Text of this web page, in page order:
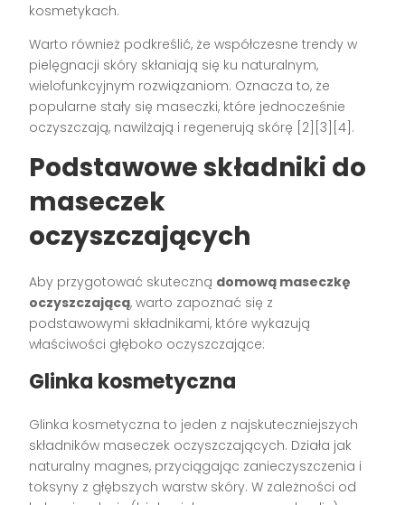
kosmetykach.
Warto również podkreślić, że współczesne trendy w
pielęgnacji skóry skłaniają się ku naturalnym,
wielofunkcyjnym rozwiązaniom. Oznacza to, że
popularne stały się maseczki, które jednocześnie
oczyszczają, nawilżają i regenerują skórę [2][3][4].
Podstawowe składniki do
maseczek
oczyszczających
Aby przygotować skuteczną domową maseczkę
oczyszczającą, warto zapoznać się z
podstawowymi składnikami, które wykazują
właściwości głęboko oczyszczające:
Glinka kosmetyczna
Glinka kosmetyczna to jeden z najskuteczniejszych
składników maseczek oczyszczających. Działa jak
naturalny magnes, przyciągając zanieczyszczenia i
toksyny z głębszych warstw skóry. W zależności od